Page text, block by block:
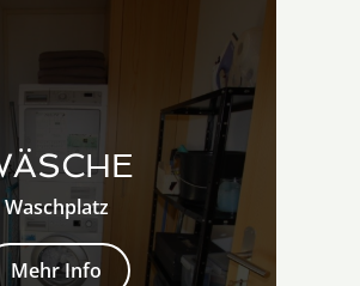
Waschplatz
Mehr Info